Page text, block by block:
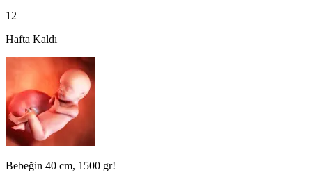
12
Hafta Kaldı
Bebeğin 40 cm, 1500 gr!